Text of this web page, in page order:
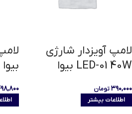
لامپ آویزدار شارژی
LED-01 40W بیوا
۳۹۰,۰۰۰تومان
اطلاعات بیشتر
بیوا LED02